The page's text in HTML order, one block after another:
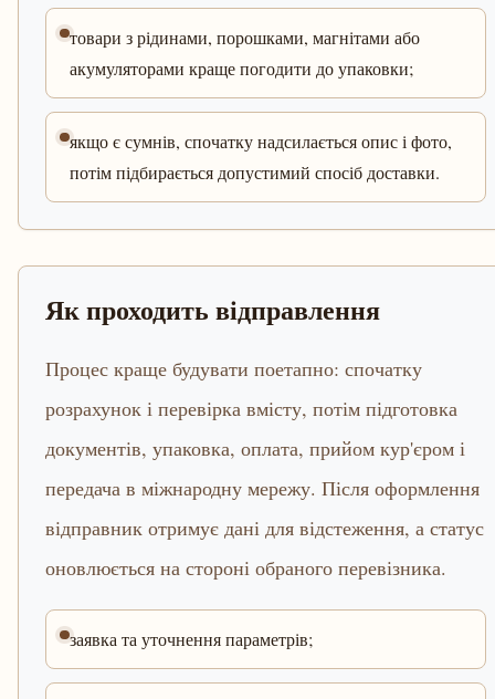
товари з рідинами, порошками, магнітами або
акумуляторами краще погодити до упаковки;
якщо є сумнів, спочатку надсилається опис і фото,
потім підбирається допустимий спосіб доставки.
Як проходить відправлення
Процес краще будувати поетапно: спочатку
розрахунок і перевірка вмісту, потім підготовка
документів, упаковка, оплата, прийом кур'єром і
передача в міжнародну мережу. Після оформлення
відправник отримує дані для відстеження, а статус
оновлюється на стороні обраного перевізника.
заявка та уточнення параметрів;